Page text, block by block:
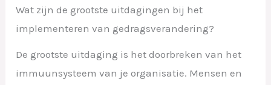
Wat zijn de grootste uitdagingen bij het
implementeren van gedragsverandering?
De grootste uitdaging is het doorbreken van het
immuunsysteem van je organisatie. Mensen en